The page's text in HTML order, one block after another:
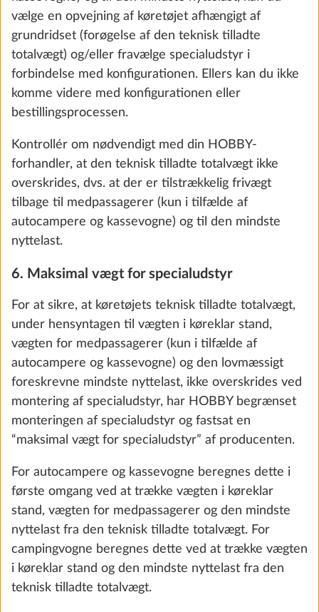
E-Trailer-begynderpakke Basic
(køretøjsnivellering og
gasniveauindikator via E-Trailer-app)
2.511 kr.
Tilføj
Uafhængighedspakke inkl. laderegulator
med booster, batteri (AGM, 95 Ah),
29,0 kg
7.647 kr.
Tilføj
vælge en opvejning af køretøjet afhængigt af
grundridset (forøgelse af den teknisk tilladte
totalvægt) og/eller fravælge specialudstyr i
forbindelse med konfigurationen. Ellers kan du ikke
komme videre med konfigurationen eller
bestillingsprocessen.
Kontrollér om nødvendigt med din HOBBY-
forhandler, at den teknisk tilladte totalvægt ikke
overskrides, dvs. at der er tilstrækkelig frivægt
tilbage til medpassagerer (kun i tilfælde af
autocampere og kassevogne) og til den mindste
nyttelast.
6. Maksimal vægt for specialudstyr
For at sikre, at køretøjets teknisk tilladte totalvægt,
under hensyntagen til vægten i køreklar stand,
vægten for medpassagerer (kun i tilfælde af
autocampere og kassevogne) og den lovmæssigt
foreskrevne mindste nyttelast, ikke overskrides ved
montering af specialudstyr, har HOBBY begrænset
monteringen af specialudstyr og fastsat en
“maksimal vægt for specialudstyr” af producenten.
For autocampere og kassevogne beregnes dette i
første omgang ved at trække vægten i køreklar
stand, vægten for medpassagerer og den mindste
nyttelast fra den teknisk tilladte totalvægt. For
campingvogne beregnes dette ved at trække vægten
i køreklar stand og den mindste nyttelast fra den
teknisk tilladte totalvægt.